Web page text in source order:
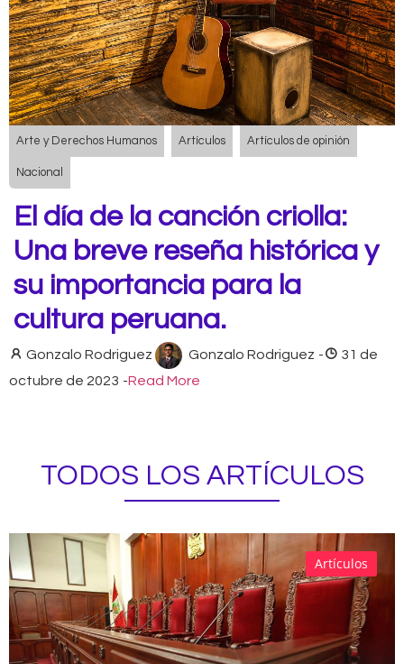
Arte y Derechos Humanos Artículos Artículos de opinión
Nacional
El día de la canción criolla:
Una breve reseña histórica y
su importancia para la
cultura peruana.
Gonzalo Rodriguez Gonzalo Rodriguez -
31 de
octubre de 2023 -Read More
TODOS LOS ARTÍCULOS
Artículos